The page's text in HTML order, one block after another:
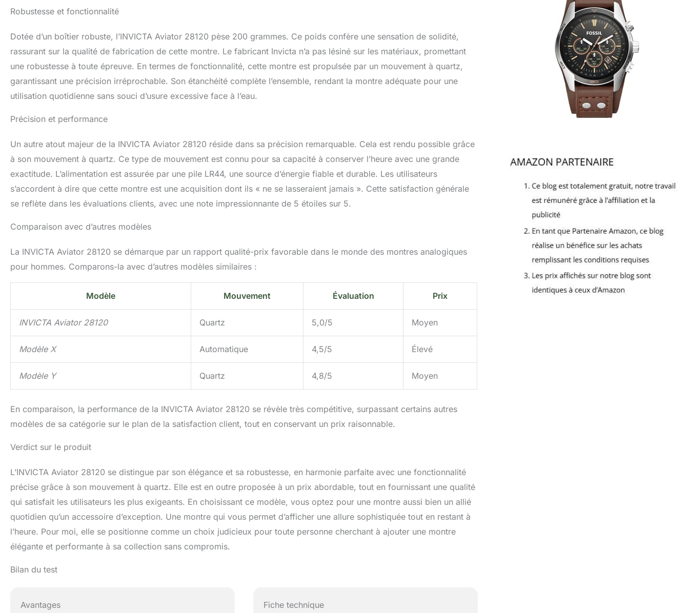
Robustesse et fonctionnalité
Dotée d’un boîtier robuste, l’INVICTA Aviator 28120 pèse 200 grammes. Ce poids confère une sensation de solidité,
rassurant sur la qualité de fabrication de cette montre. Le fabricant Invicta n’a pas lésiné sur les matériaux, promettant
une robustesse à toute épreuve. En termes de fonctionnalité, cette montre est propulsée par un mouvement à quartz,
garantissant une précision irréprochable. Son étanchéité complète l’ensemble, rendant la montre adéquate pour une
utilisation quotidienne sans souci d’usure excessive face à l’eau.
Précision et performance
Un autre atout majeur de la INVICTA Aviator 28120 réside dans sa précision remarquable. Cela est rendu possible grâce
à son mouvement à quartz. Ce type de mouvement est connu pour sa capacité à conserver l’heure avec une grande
exactitude. L’alimentation est assurée par une pile LR44, une source d’énergie fiable et durable. Les utilisateurs
s’accordent à dire que cette montre est une acquisition dont ils « ne se lasseraient jamais ». Cette satisfaction générale
se reflète dans les évaluations clients, avec une note impressionnante de 5 étoiles sur 5.
Comparaison avec d’autres modèles
La INVICTA Aviator 28120 se démarque par un rapport qualité-prix favorable dans le monde des montres analogiques
pour hommes. Comparons-la avec d’autres modèles similaires :
Modèle Mouvement Évaluation Prix
INVICTA Aviator 28120 Quartz 5,0/5 Moyen
Modèle X Automatique 4,5/5 Élevé
Modèle Y Quartz 4,8/5 Moyen
En comparaison, la performance de la INVICTA Aviator 28120 se révèle très compétitive, surpassant certains autres
modèles de sa catégorie sur le plan de la satisfaction client, tout en conservant un prix raisonnable.
Verdict sur le produit
L’INVICTA Aviator 28120 se distingue par son élégance et sa robustesse, en harmonie parfaite avec une fonctionnalité
précise grâce à son mouvement à quartz. Elle est en outre proposée à un prix abordable, tout en fournissant une qualité
qui satisfait les utilisateurs les plus exigeants. En choisissant ce modèle, vous optez pour une montre aussi bien un allié
quotidien qu’un accessoire d’exception. Une montre qui vous permet d’afficher une allure sophistiquée tout en restant à
l’heure. Pour moi, elle se positionne comme un choix judicieux pour toute personne cherchant à ajouter une montre
élégante et performante à sa collection sans compromis.
Bilan du test
Avantages Fiche technique